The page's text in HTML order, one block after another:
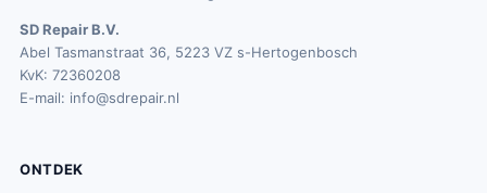
SD Repair B.V.
Abel Tasmanstraat 36, 5223 VZ s-Hertogenbosch
KvK: 72360208
E-mail: info@sdrepair.nl
ONTDEK